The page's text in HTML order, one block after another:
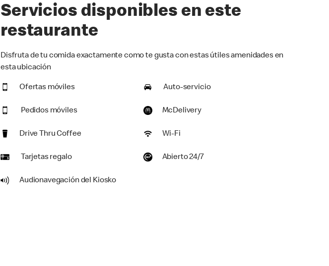
Servicios disponibles en este
restaurante
Disfruta de tu comida exactamente como te gusta con estas útiles amenidades en
esta ubicación
Ofertas móviles Auto-servicio
Pedidos móviles McDelivery
Drive Thru Coffee Wi-Fi
Tarjetas regalo Abierto 24/7
Audionavegación del Kiosko